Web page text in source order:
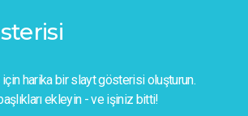
harika bir slayt gösterisi oluşturun.
ekleyin - ve işiniz bitti!